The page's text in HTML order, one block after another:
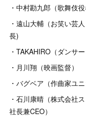
・中村勘九郎（歌舞伎役
・遠山大輔（お笑い芸
長)
・TAKAHIRO（ダンサー
・月川翔（映画監督）
・バグベア（作曲家ユニ
・石川康晴（株式会社
社長兼CEO）